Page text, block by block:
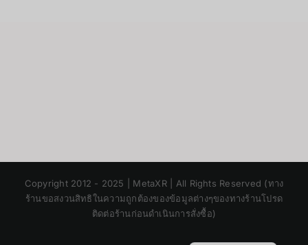
Copyright 2012 - 2025 | MetaXR | All Rights Reserved (ทาง
ร้านขอสงวนสิทธิในความถูกต้องของข้อมูลต่างๆของทางร้านโปรด
ติดต่อร้านก่อนดำเนินการสั่งซื้อ)Chinese